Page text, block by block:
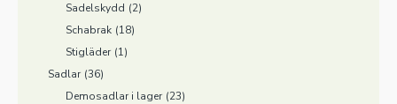
Sadelskydd (2)
Schabrak (18)
Stigläder (1)
Sadlar (36)
Demosadlar i lager (23)